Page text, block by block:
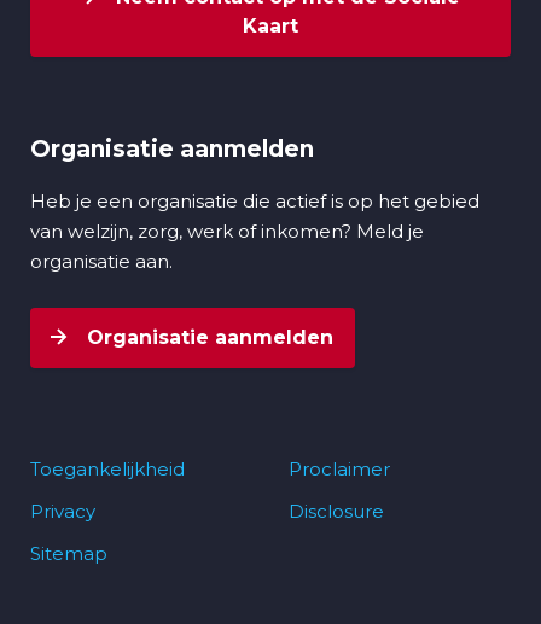
Kaart
Organisatie aanmelden
Heb je een organisatie die actief is op het gebied
van welzijn, zorg, werk of inkomen? Meld je
organisatie aan.
Organisatie aanmelden
Footer
Toegankelijkheid
Privacy
Sitemap
Proclaimer
Disclosure